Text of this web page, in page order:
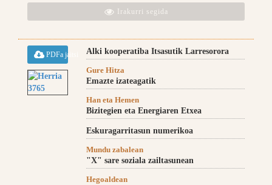
Irakurri segida
PDFa jaitsi Alki kooperatiba Itsasutik Larresorora
Gure Hitza
Emazte izateagatik
Han eta Hemen
Bizitegien eta Energiaren Etxea
Eskuragarritasun numerikoa
Mundu zabalean
"X" sare soziala zailtasunean
Hegoaldean